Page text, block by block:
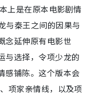
上是在原本电影剧情
与秦王之间的因果与
延伸原有电影世
与选择，令项少龙的
铺陈。这个版本会
项家亲情线，以及项